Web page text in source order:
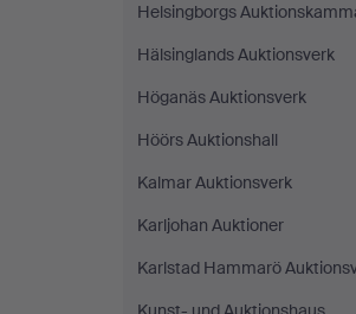
Helsingborgs
Hälsinglands Auktionsverk
Höganäs Auktionsverk
Höörs Auktionshall
Kalmar Auktionsverk
Karljohan Auktioner
Karlstad Hammarö